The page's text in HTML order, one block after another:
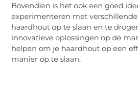
Bovendien is het ook een goed
experimenteren met
haardhout op te slaan en te
innovatieve oplossingen op de
helpen om je haardhout op een
manier op te slaan.